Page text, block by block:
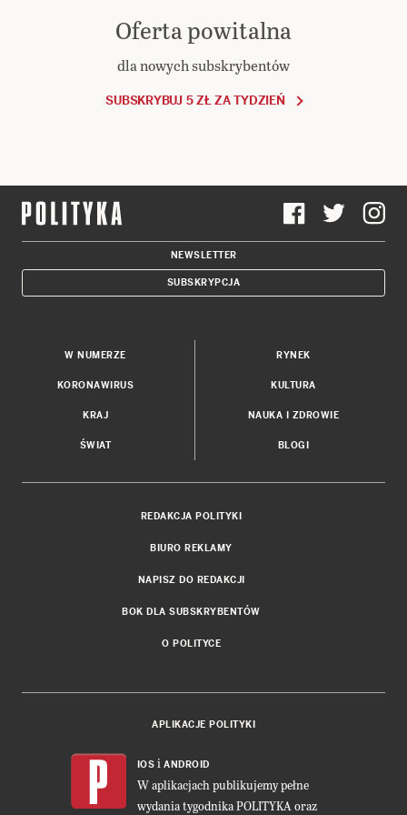
Oferta powitalna
dla nowych subskrybentów
SUBSKRYBUJ 5 ZŁ ZA TYDZIEŃ
NEWSLETTER
SUBSKRYPCJA
W NUMERZE
KORONAWIRUS
KRAJ
ŚWIAT
RYNEK
KULTURA
NAUKA I ZDROWIE
BLOGI
REDAKCJA POLITYKI
BIURO REKLAMY
NAPISZ DO REDAKCJI
BOK DLA SUBSKRYBENTÓW
O POLITYCE
APLIKACJE POLITYKI
IOS i ANDROID
W aplikacjach publikujemy pełne
wydania tygodnika POLITYKA oraz